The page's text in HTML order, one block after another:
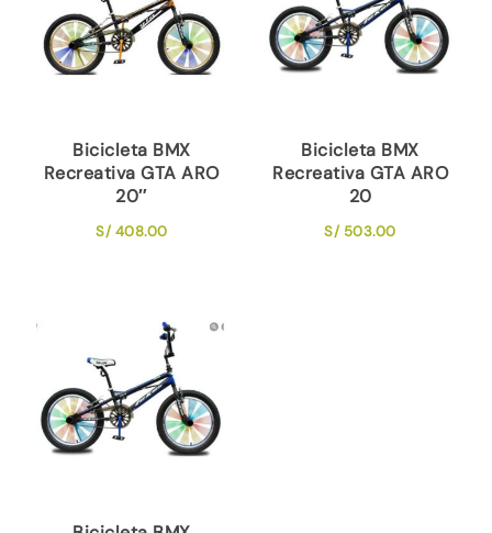
Bicicleta BMX
Recreativa GTA ARO
20″
S/408.00
Bicicleta BMX
Recreativa GTA ARO
20
S/503.00